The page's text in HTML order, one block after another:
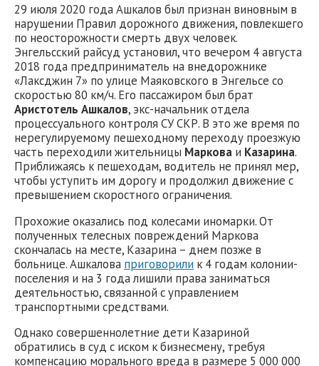
29 июля 2020 года Ашкалов был признан виновным в
нарушении Правил дорожного движения, повлекшего
по неосторожности смерть двух человек.
Энгельсский райсуд установил, что вечером 4 августа
2018 года предприниматель на внедорожнике
«Лаксджин 7» по улице Маяковского в Энгельсе со
скоростью 80 км/ч. Его пассажиром был брат
Аристотель Ашкалов, экс-начальник отдела
процессуального контроля СУ СКР. В это же время по
нерегулируемому пешеходному переходу проезжую
часть переходили жительницы Маркова и Казарина.
Приближаясь к пешеходам, водитель не принял мер,
чтобы уступить им дорогу и продолжил движение с
превышением скоростного ограничения.
Прохожие оказались под колесами иномарки. От
полученных телесных повреждений Маркова
скончалась на месте, Казарина – днем позже в
больнице. Ашкалова приговорили к 4 годам колонии-
поселения и на 3 года лишили права заниматься
деятельностью, связанной с управлением
транспортными средствами.
Однако совершеннолетние дети Казариной
обратились в суд с иском к бизнесмену, требуя
компенсацию морального вреда в размере 5 000 000